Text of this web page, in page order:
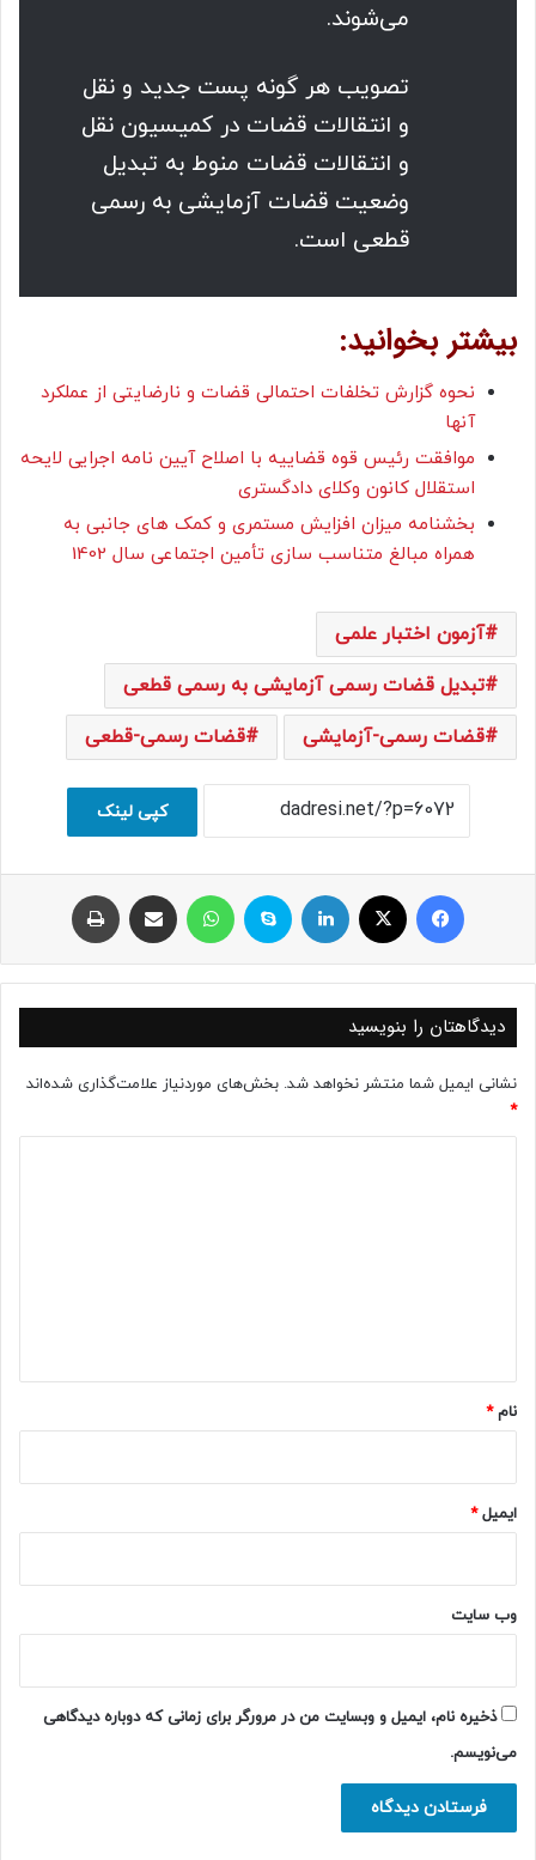
می‌شوند.
تصویب هر گونه پست جدید و نقل
و انتقالات قضات در کمیسیون نقل
و انتقالات قضات منوط به تبدیل
وضعیت قضات آزمایشی به رسمی
قطعی است.
بیشتر بخوانید:
نحوه گزارش تخلفات احتمالی قضات و نارضایتی از عملکرد
آنها
موافقت رئیس قوه قضاییه با اصلاح آیین نامه اجرایی لایحه
استقلال کانون وکلای دادگستری
بخشنامه میزان افزایش مستمری و کمک های جانبی به
همراه مبالغ متناسب سازی تأمین اجتماعی سال 1402
آزمون اختبار علمی
تبدیل قضات رسمی آزمایشی به رسمی قطعی
قضات رسمی-آزمایشی
قضات رسمی-قطعی
کپی لینک
فیسبوک ایکس لینکداین اسکایپ واتس آپ اشتراک با ایمیل
دیدگاهتان را بنویسید
نشانی ایمیل شما منتشر نخواهد شد. بخش‌های موردنیاز علامت‌گذاری شده‌اند
*
نام*
ایمیل*
وب‌ سایت
ذخیره نام، ایمیل و وبسایت من در مرورگر برای زمانی که دوباره دیدگاهی
می‌نویسم.